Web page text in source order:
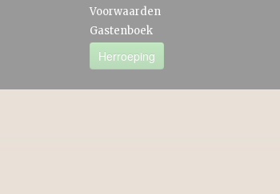
Voorwaarden
Gastenboek
Herroeping